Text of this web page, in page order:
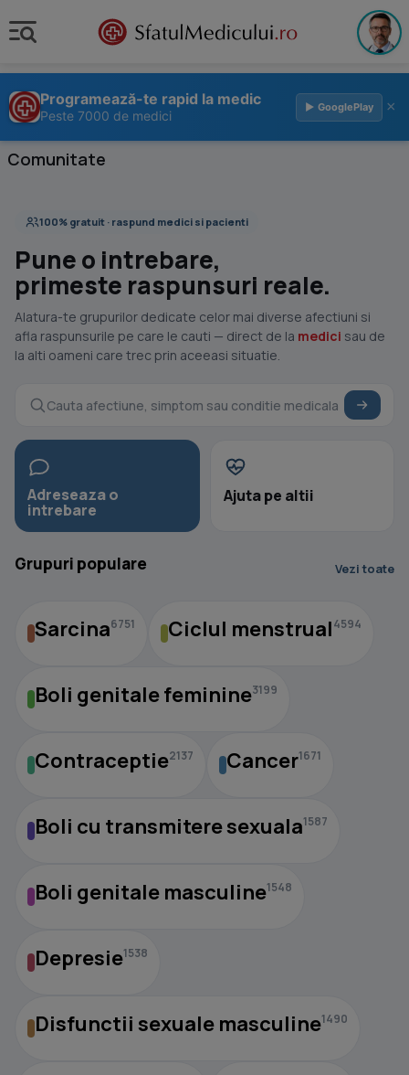
Programează-te rapid la medic
Peste 7000 de medici
▶ GooglePlay ×
Comunitate
100% gratuit · raspund medici si pacienti
Pune o intrebare,
primeste raspunsuri reale.
Alatura-te grupurilor dedicate celor mai diverse afectiuni si
afla raspunsurile pe care le cauti — direct de la medici sau de
la alti oameni care trec prin aceeasi situatie.
Adreseaza o
intrebare
Ajuta pe altii
Grupuri populare Vezi toate
Sarcina6751 Ciclul menstrual4594
Boli genitale feminine3199
Contraceptie2137 Cancer1671
Boli cu transmitere sexuala1587
Boli genitale masculine1548
Depresie1538
Disfunctii sexuale masculine1490